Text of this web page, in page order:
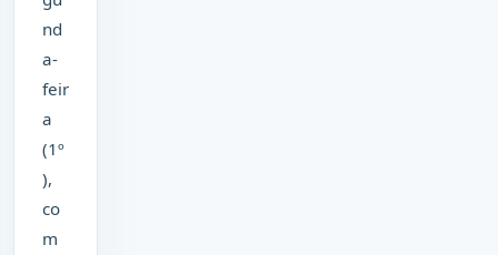
nd
a-
feir
a
(1º
),
co
m